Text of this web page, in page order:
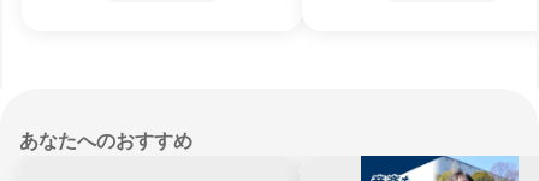
あなたへのおすすめ